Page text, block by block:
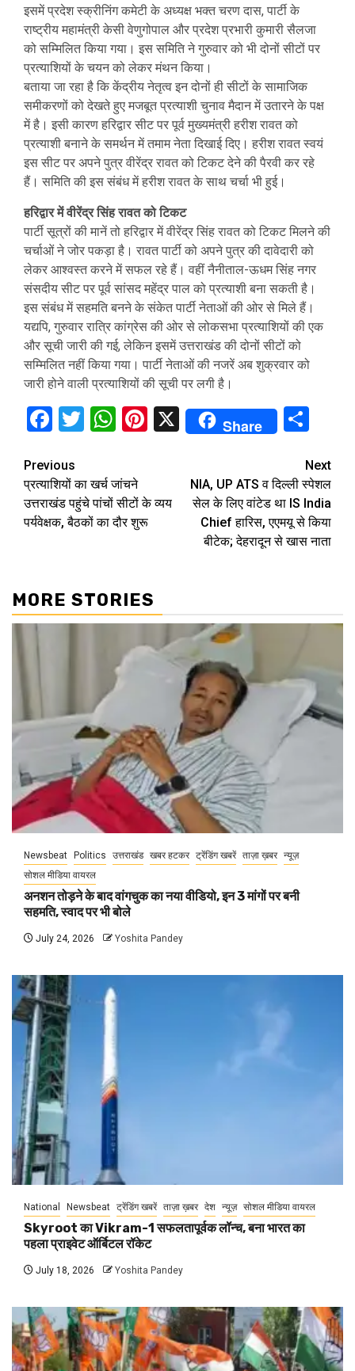
इसमें प्रदेश स्क्रीनिंग कमेटी के अध्यक्ष भक्त चरण दास, पार्टी के
राष्ट्रीय महामंत्री केसी वेणुगोपाल और प्रदेश प्रभारी कुमारी सैलजा
को सम्मिलित किया गया। इस समिति ने गुरुवार को भी दोनों सीटों पर
प्रत्याशियों के चयन को लेकर मंथन किया।
बताया जा रहा है कि केंद्रीय नेतृत्व इन दोनों ही सीटों के सामाजिक
समीकरणों को देखते हुए मजबूत प्रत्याशी चुनाव मैदान में उतारने के पक्ष
में है। इसी कारण हरिद्वार सीट पर पूर्व मुख्यमंत्री हरीश रावत को
प्रत्याशी बनाने के समर्थन में तमाम नेता दिखाई दिए। हरीश रावत स्वयं
इस सीट पर अपने पुत्र वीरेंद्र रावत को टिकट देने की पैरवी कर रहे
हैं। समिति की इस संबंध में हरीश रावत के साथ चर्चा भी हुई।
हरिद्वार में वीरेंद्र सिंह रावत को टिकट
पार्टी सूत्रों की मानें तो हरिद्वार में वीरेंद्र सिंह रावत को टिकट मिलने की
चर्चाओं ने जोर पकड़ा है। रावत पार्टी को अपने पुत्र की दावेदारी को
लेकर आश्वस्त करने में सफल रहे हैं। वहीं नैनीताल-ऊधम सिंह नगर
संसदीय सीट पर पूर्व सांसद महेंद्र पाल को प्रत्याशी बना सकती है।
इस संबंध में सहमति बनने के संकेत पार्टी नेताओं की ओर से मिले हैं।
यद्यपि, गुरुवार रात्रि कांग्रेस की ओर से लोकसभा प्रत्याशियों की एक
और सूची जारी की गई, लेकिन इसमें उत्तराखंड की दोनों सीटों को
सम्मिलित नहीं किया गया। पार्टी नेताओं की नजरें अब शुक्रवार को
जारी होने वाली प्रत्याशियों की सूची पर लगी है।
Facebook
Twitter
WhatsApp
Pinterest
X Share
Continue
Reading
Previous
प्रत्याशियों का खर्च जांचने
उत्तराखंड पहुंचे पांचों सीटों के व्यय
पर्यवेक्षक, बैठकों का दौर शुरू
Next
NIA, UP ATS व दिल्ली स्पेशल
सेल के लिए वांटेड था IS India
Chief हारिस, एएमयू से किया
बीटेक; देहरादून से खास नाता
MORE STORIES
Newsbeat Politics उत्तराखंड खबर हटकर ट्रेंडिंग खबरें ताज़ा ख़बर न्यूज़
सोशल मीडिया वायरल
अनशन तोड़ने के बाद वांगचुक का नया वीडियो, इन 3 मांगों पर बनी
सहमति, स्वाद पर भी बोले
July 24, 2026 Yoshita Pandey
National Newsbeat ट्रेंडिंग खबरें ताज़ा ख़बर देश न्यूज़ सोशल मीडिया वायरल
Skyroot का Vikram-1 सफलतापूर्वक लॉन्च, बना भारत का
पहला प्राइवेट ऑर्बिटल रॉकेट
July 18, 2026 Yoshita Pandey